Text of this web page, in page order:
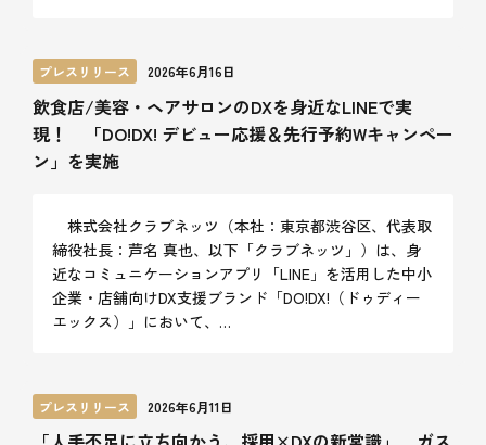
プレスリリース 2026年6月16日
飲食店/美容・ヘアサロンのDXを身近なLINEで実
現！ 「DO!DX! デビュー応援＆先行予約Wキャンペー
ン」を実施
株式会社クラブネッツ（本社：東京都渋谷区、代表取
締役社長：芦名 真也、以下「クラブネッツ」）は、身
近なコミュニケーションアプリ「LINE」を活用した中小
企業・店舗向けDX支援ブランド「DO!DX!（ドゥディー
エックス）」において、…
プレスリリース 2026年6月11日